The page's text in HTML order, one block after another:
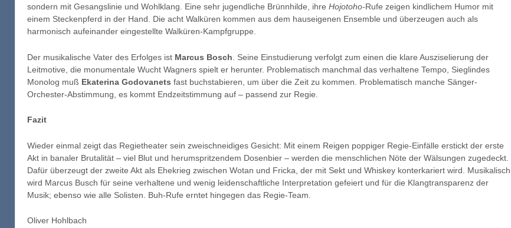
sondern mit Gesangslinie und Wohlklang. Eine sehr jugendliche Brünnhilde, ihre Hojotoho-Rufe zeigen kindlichem Humor mit
einem Steckenpferd in der Hand. Die acht Walküren kommen aus dem hauseigenen Ensemble und überzeugen auch als
harmonisch aufeinander eingestellte Walküren-Kampfgruppe.
Der musikalische Vater des Erfolges ist Marcus Bosch . Seine Einstudierung verfolgt zum einen die klare Ausziselierung der
Leitmotive, die monumentale Wucht Wagners spielt er herunter. Problematisch manchmal das verhaltene Tempo, Sieglindes
Monolog muß Ekaterina Godovanets fast buchstabieren, um über die Zeit zu kommen. Problematisch manche Sänger-
Orchester-Abstimmung, es kommt Endzeitstimmung auf – passend zur Regie.
Fazit
Wieder einmal zeigt das Regietheater sein zweischneidiges Gesicht: Mit einem Reigen poppiger Regie-Einfälle erstickt der erste
Akt in banaler Brutalität – viel Blut und herumspritzendem Dosenbier – werden die menschlichen Nöte der Wälsungen zugedeckt.
Dafür überzeugt der zweite Akt als Ehekrieg zwischen Wotan und Fricka, der mit Sekt und Whiskey konterkariert wird. Musikalisch
wird Marcus Busch für seine verhaltene und wenig leidenschaftliche Interpretation gefeiert und für die Klangtransparenz der
Musik; ebenso wie alle Solisten. Buh-Rufe erntet hingegen das Regie-Team.
Oliver Hohlbach